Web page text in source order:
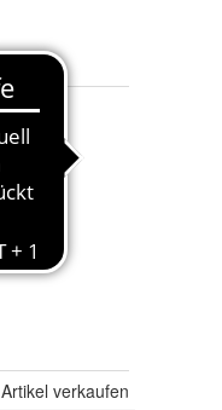
Artikel verkaufen